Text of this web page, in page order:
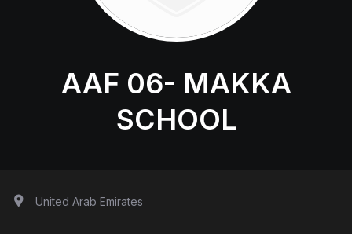
AAF 06- MAKKA
SCHOOL
United Arab Emirates